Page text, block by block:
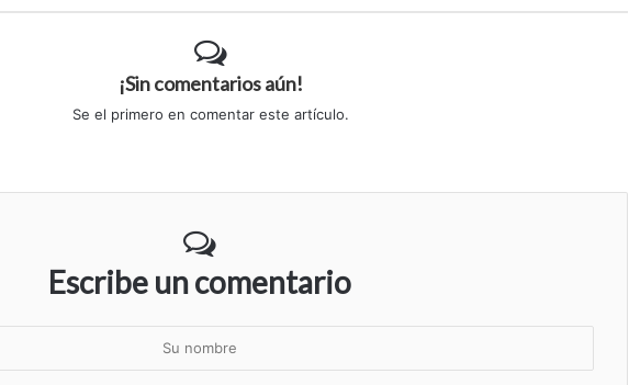
¡Sin comentarios aún!
Se el primero en comentar este artículo.
Escribe un comentario